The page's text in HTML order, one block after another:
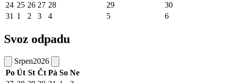
24 25 26 27 28 29
30
31 1 2 3 4 5 6
Svoz odpadu
Srpen2026
Po Út St Čt Pá So Ne